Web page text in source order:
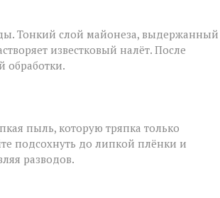
Тонкий слой майонеза, выдержанный
известковый налёт. После
обработки.
пыль, которую тряпка только
подсохнуть до липкой плёнки и
разводов.